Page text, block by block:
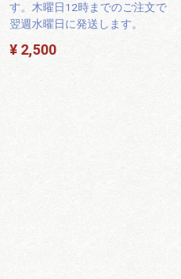
す。木曜日12時までのご注文で
翌週水曜日に発送します。
¥ 2,500